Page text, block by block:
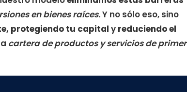
en bienes raíces.Y no sólo eso, sino
protegiendo tu capital y reduciendo el
cartera de productos y servicios de primer